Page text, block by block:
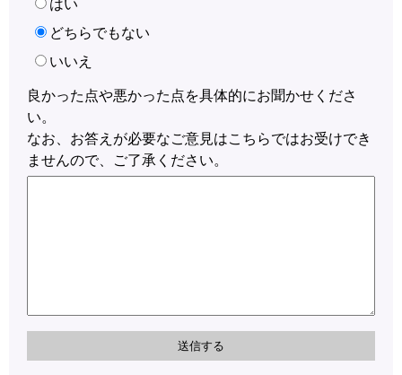
はい
どちらでもない
いいえ
良かった点や悪かった点を具体的にお聞かせくださ
い。
なお、お答えが必要なご意見はこちらではお受けでき
ませんので、ご了承ください。